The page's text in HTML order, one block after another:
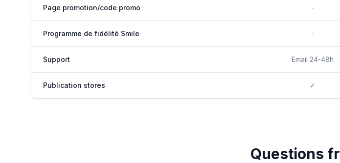
Page promotion/code promo -
Programme de fidélité Smile -
Support Email 24-48h
Publication stores ✓
Questions